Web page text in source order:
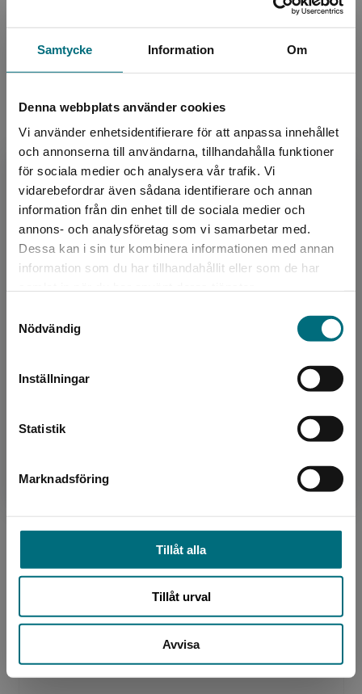
Samtycke Information Om
Denna webbplats använder cookies
Vi använder enhetsidentifierare för att anpassa innehållet
och annonserna till användarna, tillhandahålla funktioner
för sociala medier och analysera vår trafik. Vi
vidarebefordrar även sådana identifierare och annan
information från din enhet till de sociala medier och
annons- och analysföretag som vi samarbetar med.
Dessa kan i sin tur kombinera informationen med annan
information som du har tillhandahållit eller som de har
Nödvändig
Inställningar
Statistik
Marknadsföring
Tillåt alla
Tillåt urval
Avvisa
Begränsad fraktregion
Det verkar som att du besöker
nyponochviljaforlag.se via en enhet utanför
Sverige. För att kunna slutföra ett köp måste
Upphovspersoner
Författare
Scott Ciencin
Scott Ciencin är en amerikansk författare som
skriver både barn- och ungdomsböcker och
vuxen skönlitteratur. Han står också bakom
Aburtov